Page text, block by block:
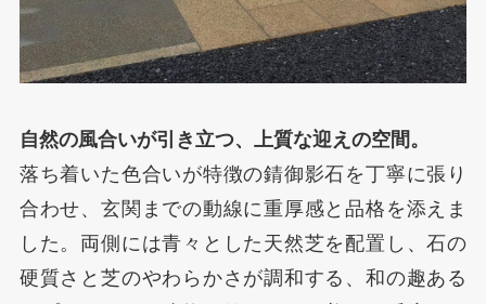
自然の風合いが引き立つ、上質な迎えの空間。
落ち着いた色合いが特徴の錆御影石を丁寧に張り
合わせ、玄関までの動線に重厚感と品格を添えま
した。両側には青々とした天然芝を配置し、石の
硬質さと芝のやわらかさが調和する、和の趣ある